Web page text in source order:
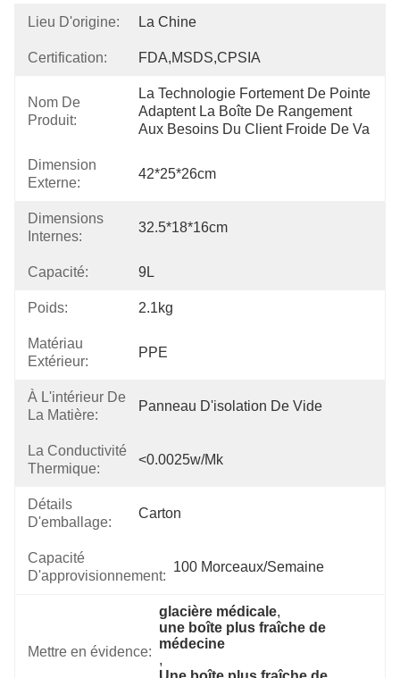
Lieu D'origine: La Chine
Certification: FDA,MSDS,CPSIA
Nom De
Produit:
La Technologie Fortement De Pointe
Adaptent La Boîte De Rangement
Aux Besoins Du Client Froide De Va
Dimension
Externe:
42*25*26cm
Dimensions
Internes:
32.5*18*16cm
Capacité: 9L
Poids: 2.1kg
Matériau
Extérieur:
PPE
À L'intérieur De
La Matière:
Panneau D'isolation De Vide
La Conductivité
Thermique:
<0.0025w/mk
Détails
D'emballage:
Carton
Capacité
D'approvisionnement:
100 Morceaux/semaine
Mettre en évidence:
glacière médicale,
une boîte plus fraîche de
médecine
,